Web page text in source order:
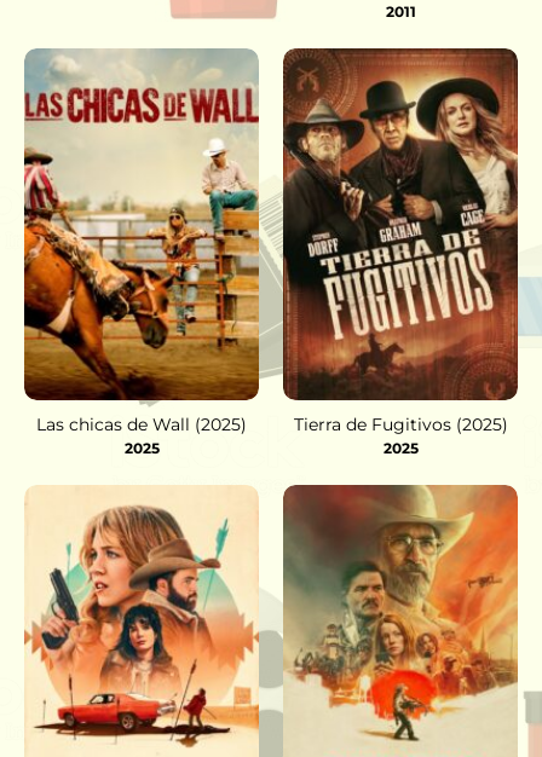
2011
Las chicas de Wall (2025)
2025
Tierra de Fugitivos (2025)
2025